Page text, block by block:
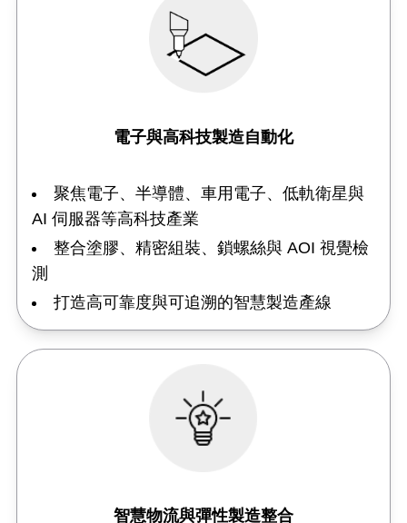
電子與高科技製造自動化
聚焦電子、半導體、車用電子、低軌衛星與
AI 伺服器等高科技產業
整合塗膠、精密組裝、鎖螺絲與 AOI 視覺檢
測
打造高可靠度與可追溯的智慧製造產線
智慧物流與彈性製造整合